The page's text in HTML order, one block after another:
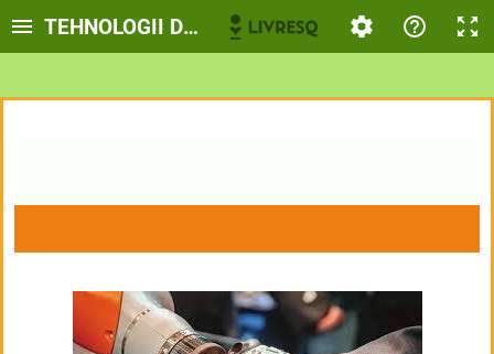
TEHNOLOGII DISRUPTIVE ȘI EMERGENTE ÎN